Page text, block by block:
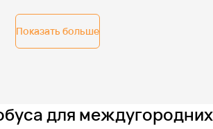
Показать больше
для междугородних